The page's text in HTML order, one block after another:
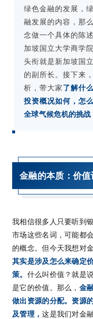
绿色金融的发展，
融发展的内容，那
念做一个具体的陈
加坡国立大学商学
头衔就是新加坡国
的副所长。接下来
析，带大家了解什
投资概况如何，怎
全球气候危机的挑战
金融的本质：价
我相信很多人只要听到
市场这些名词，可能都
的概念。但今天我想对
其实是涉及怎么来确定
策。 什么叫价值？就是
是它的价值。那么， 金
做出资源的分配。资源
及管理，这是我们对金